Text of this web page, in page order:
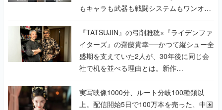
もキャラも武器も戦闘システムもワンオフ
で作り込まれた理由を両ディレクターに聞
く
『TATSUJIN』の弓削雅稔×『ライデンファ
イターズ』の齋藤貴幸──かつて縦シュー全
盛期を支えていた2人が、30年後に同じ会
社で机を並べる理由とは。新作
『TATSUJIN EXTREME』で初タッグを組
んだレジェンド2人に訊く開発秘話
実写映像1000分、ルート分岐100種類以
上。配信開始5日で100万本を売った、中国